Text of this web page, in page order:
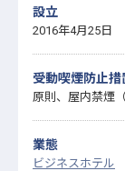
設立
2016年4月25日
受動喫煙防止措
原則、屋内禁煙
業態
ビジネスホテル